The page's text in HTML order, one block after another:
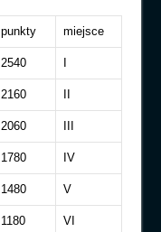
punkty miejsce
2540
2160
2060
1780 IV
1480 V
1180 VI